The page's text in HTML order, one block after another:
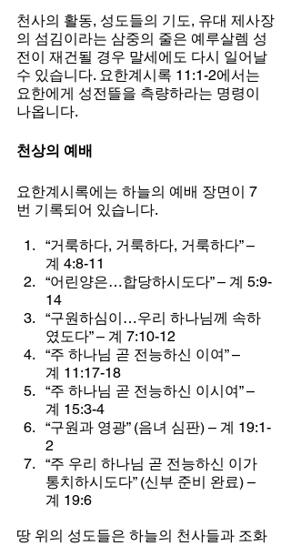
천사의 활동, 성도들의 기도, 유대 제사장
의 섬김이라는 삼중의 줄은 예루살렘 성
전이 재건될 경우 말세에도 다시 일어날
수 있습니다. 요한계시록 11:1-2에서는
요한에게 성전뜰을 측량하라는 명령이
나옵니다.
천상의 예배
요한계시록에는 하늘의 예배 장면이 7
번 기록되어 있습니다.
“거룩하다, 거룩하다, 거룩하다” –
계 4:8-11
“어린양은…합당하시도다” – 계 5:9-
14
“구원하심이…우리 하나님께 속하
였도다” – 계 7:10-12
“주 하나님 곧 전능하신 이여” –
계 11:17-18
“주 하나님 곧 전능하신 이시여” –
계 15:3-4
“구원과 영광” (음녀 심판) – 계 19:1-
2
“주 우리 하나님 곧 전능하신 이가
통치하시도다” (신부 준비 완료) –
계 19:6
땅 위의 성도들은 하늘의 천사들과 조화